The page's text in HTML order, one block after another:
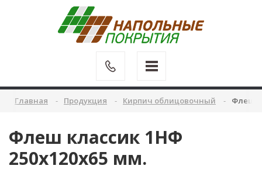
Главная Продукция Кирпич облицовочный Флеш
Флеш классик 1НФ
250х120х65 мм.